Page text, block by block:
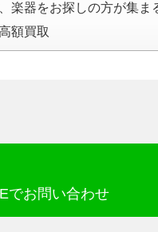
楽器をお探しの方が集ま
額買取
でお問い合わせ